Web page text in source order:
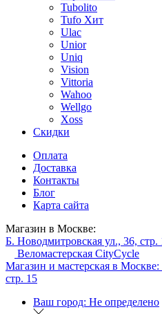
Tubolito
Tufo Хит
Ulac
Unior
Uniq
Vision
Vittoria
Wahoo
Wellgo
Xoss
Скидки
Оплата
Доставка
Контакты
Блог
Карта сайта
Магазин в Москве:
Б. Новодмитровская ул., 36, стр.
Веломастерская CityCycle
Магазин и мастерская в Москве:
стр. 15
Ваш город: Не определено